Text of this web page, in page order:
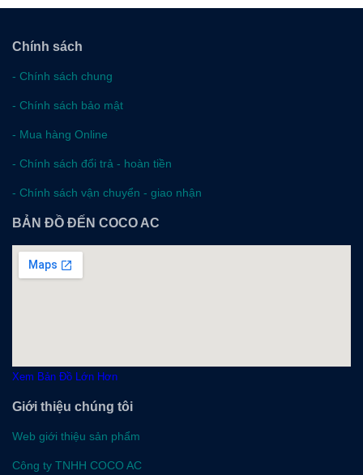
Chính sách
- Chính sách chung
- Chính sách bảo mật
- Mua hàng Online
- Chính sách đổi trả - hoàn tiền
- Chính sách vận chuyển - giao nhận
BẢN ĐỒ ĐẾN COCO AC
Xem Bản Đồ Lớn Hơn
Giới thiệu chúng tôi
Web giới thiệu sản phẩm
Công ty TNHH COCO AC